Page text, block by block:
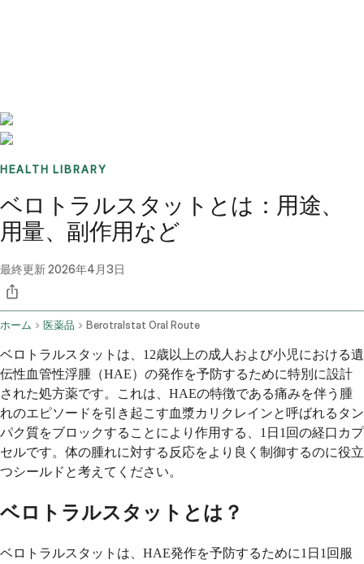
HEALTH LIBRARY
ベロトラルスタットとは：用途、
用量、副作用など
最終更新2026年4月3日
ホーム 医薬品 Berotralstat Oral Route
ベロトラルスタットは、12歳以上の成人および小児における遺
伝性血管性浮腫（HAE）の発作を予防するために特別に設計
された処方薬です。これは、HAEの特徴である痛みを伴う腫
れのエピソードを引き起こす血漿カリクレインと呼ばれるタン
パク質をブロックすることにより作用する、1日1回の経口カプ
セルです。体の腫れに対する反応をより良く制御するのに役立
つシールドと考えてください。
ベロトラルスタットとは？
ベロトラルスタットは、HAE発作を予防するために1日1回服